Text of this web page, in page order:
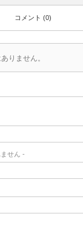
コメント (0)
りません。
せん -